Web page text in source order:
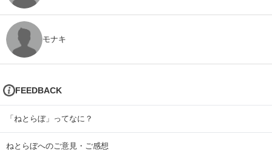
モナキ
FEEDBACK
「ねとらぼ」ってなに？
ねとらぼへのご意見・ご感想